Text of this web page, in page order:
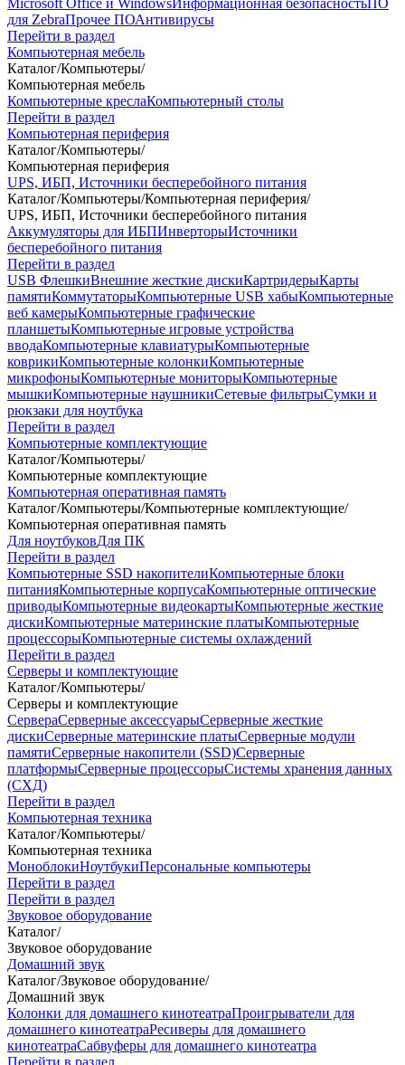
Microsoft Office и WindowsИнформационная безопасностьПО
для ZebraПрочее ПОАнтивирусы
Перейти в раздел
Компьютерная мебель
Каталог/Компьютеры/
Компьютерная мебель
Компьютерные креслаКомпьютерный столы
Перейти в раздел
Компьютерная периферия
Каталог/Компьютеры/
Компьютерная периферия
UPS, ИБП, Источники бесперебойного питания
Каталог/Компьютеры/Компьютерная периферия/
UPS, ИБП, Источники бесперебойного питания
Аккумуляторы для ИБПИнверторыИсточники
бесперебойного питания
Перейти в раздел
USB ФлешкиВнешние жесткие дискиКартридерыКарты
памятиКоммутаторыКомпьютерные USB хабыКомпьютерные
веб камерыКомпьютерные графические
планшетыКомпьютерные игровые устройства
вводаКомпьютерные клавиатурыКомпьютерные
коврикиКомпьютерные колонкиКомпьютерные
микрофоныКомпьютерные мониторыКомпьютерные
мышкиКомпьютерные наушникиСетевые фильтрыСумки и
рюкзаки для ноутбука
Перейти в раздел
Компьютерные комплектующие
Каталог/Компьютеры/
Компьютерные комплектующие
Компьютерная оперативная память
Каталог/Компьютеры/Компьютерные комплектующие/
Компьютерная оперативная память
Для ноутбуковДля ПК
Перейти в раздел
Компьютерные SSD накопителиКомпьютерные блоки
питанияКомпьютерные корпусаКомпьютерные оптические
приводыКомпьютерные видеокартыКомпьютерные жесткие
дискиКомпьютерные материнские платыКомпьютерные
процессорыКомпьютерные системы охлаждений
Перейти в раздел
Серверы и комплектующие
Каталог/Компьютеры/
Серверы и комплектующие
СервераСерверные аксессуарыСерверные жесткие
дискиСерверные материнские платыСерверные модули
памятиСерверные накопители (SSD)Серверные
платформыСерверные процессорыСистемы хранения данных
(СХД)
Перейти в раздел
Компьютерная техника
Каталог/Компьютеры/
Компьютерная техника
МоноблокиНоутбукиПерсональные компьютеры
Перейти в раздел
Перейти в раздел
Звуковое оборудование
Каталог/
Звуковое оборудование
Домашний звук
Каталог/Звуковое оборудование/
Домашний звук
Колонки для домашнего кинотеатраПроигрыватели для
домашнего кинотеатраРесиверы для домашнего
кинотеатраСабвуферы для домашнего кинотеатра
Перейти в раздел